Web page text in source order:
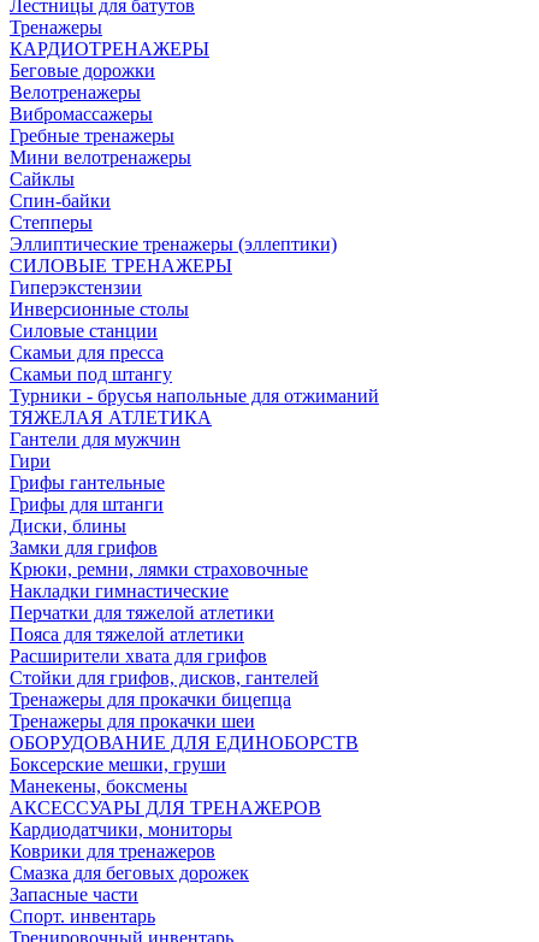
Лестницы для батутов
Тренажеры
КАРДИОТРЕНАЖЕРЫ
Беговые дорожки
Велотренажеры
Вибромассажеры
Гребные тренажеры
Мини велотренажеры
Сайклы
Спин-байки
Степперы
Эллиптические тренажеры (эллептики)
СИЛОВЫЕ ТРЕНАЖЕРЫ
Гиперэкстензии
Инверсионные столы
Силовые станции
Скамьи для пресса
Скамьи под штангу
Турники - брусья напольные для отжиманий
ТЯЖЕЛАЯ АТЛЕТИКА
Гантели для мужчин
Гири
Грифы гантельные
Грифы для штанги
Диски, блины
Замки для грифов
Крюки, ремни, лямки страховочные
Накладки гимнастические
Перчатки для тяжелой атлетики
Пояса для тяжелой атлетики
Расширители хвата для грифов
Стойки для грифов, дисков, гантелей
Тренажеры для прокачки бицепца
Тренажеры для прокачки шеи
ОБОРУДОВАНИЕ ДЛЯ ЕДИНОБОРСТВ
Боксерские мешки, груши
Манекены, боксмены
АКСЕССУАРЫ ДЛЯ ТРЕНАЖЕРОВ
Кардиодатчики, мониторы
Коврики для тренажеров
Смазка для беговых дорожек
Запасные части
Спорт. инвентарь
Тренировочный инвентарь